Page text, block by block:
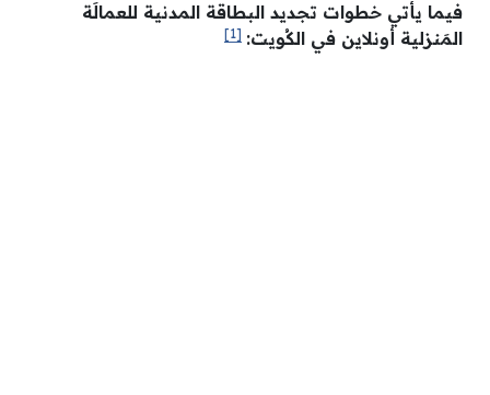
فيما يأتي خطوات تجديد البطاقة المدنية للعمالَة
المَنزلية أونلاين في الكُويت: [1]